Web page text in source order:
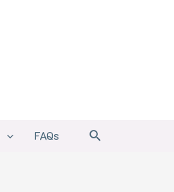
FAQs Search